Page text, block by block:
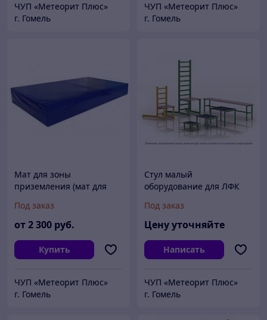
ЧУП «Метеорит Плюс»
г. Гомель
ЧУП «Метеорит Плюс»
г. Гомель
Мат для зоны
приземления (мат для
уточняйте)
Под заказ
от2 300 руб.
Купить
ЧУП «Метеорит Плюс»
г. Гомель
Стул малый
оборудование для ЛФК
Под заказ
Цену уточняйте
Написать
ЧУП «Метеорит Плюс»
г. Гомель